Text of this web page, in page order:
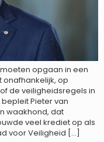
opgaan in een
onafhankelijk, op
de veiligheidsregels in
Pieter van
waakhond, dat
veel krediet op als
voor Veiligheid […]